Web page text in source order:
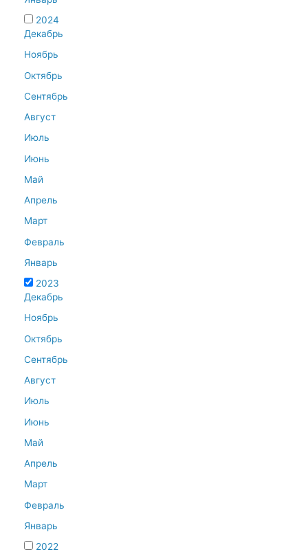
2024
Декабрь
Ноябрь
Октябрь
Сентябрь
Август
Июль
Июнь
Май
Апрель
Март
Февраль
Январь
2023
Декабрь
Ноябрь
Октябрь
Сентябрь
Август
Июль
Июнь
Май
Апрель
Март
Февраль
Январь
2022